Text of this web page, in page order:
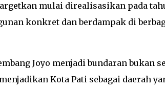
mulai direalisasikan pada
konkret dan berdampak di
Joyo menjadi bundaran
Kota Pati sebagai daerah